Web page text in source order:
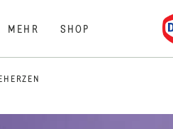
MEHR SHOP